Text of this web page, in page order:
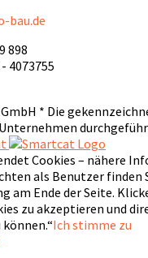
bau.de
898
4073755
* Die
Cookies – nähere
als Benutzer finden
am Ende der Seite.
zu akzeptieren und
Ich stimme zu